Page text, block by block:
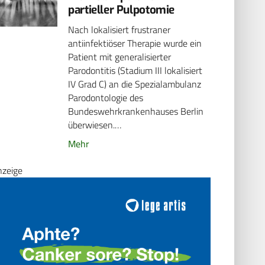
partieller Pulpotomie
Nach lokalisiert frustraner
antiinfektiöser Therapie wurde ein
Patient mit generalisierter
Parodontitis (Stadium III lokalisiert
IV Grad C) an die Spezialambulanz
Parodontologie des
Bundeswehrkrankenhauses Berlin
überwiesen.…
Mehr